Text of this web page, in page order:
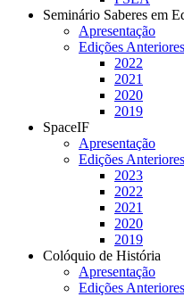
Seminário Saberes em
Apresentação
Edições Anteriores
2022
2021
2020
2019
SpaceIF
Apresentação
Edições Anteriores
2023
2022
2021
2020
2019
Colóquio de História
Apresentação
Edições Anteriores